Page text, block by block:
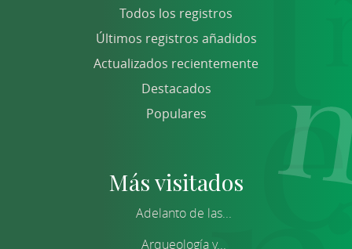
Todos los registros
Últimos registros añadidos
Actualizados recientemente
Destacados
Populares
Más visitados
Adelanto de las...
Arqueología y...